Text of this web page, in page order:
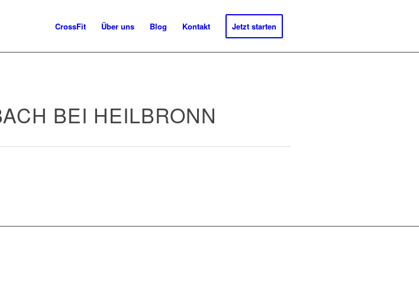
CrossFit Über uns Blog Kontakt Jetzt starten
BEI HEILBRONN